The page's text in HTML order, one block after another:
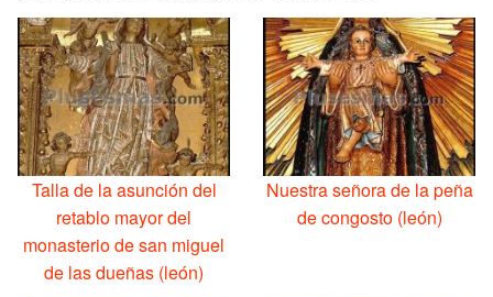
Talla de la asunción del
retablo mayor del
monasterio de san miguel
de las dueñas (león)
Nuestra señora de la peña
de congosto (león)